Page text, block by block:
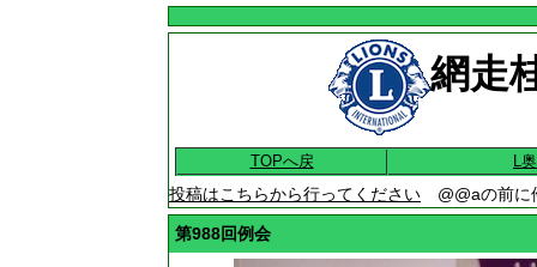
網走
TOPへ戻 L
投稿はこちらから行ってください @@aの前に
第988回例会